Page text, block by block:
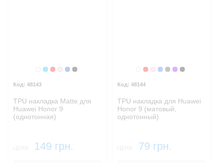
Белый
Голубой
Красный
Розовый
Синий, темный
Черный
48143
TPU накладка Matte для
Huawei Honor 9
(однотонная)
149 грн.
Бесцветный
Красный
Розовый
Синий
Темный
Фиолетовый
Черный
48144
TPU накладка для Huawei
Honor 9 (матовый,
однотонный)
79 грн.